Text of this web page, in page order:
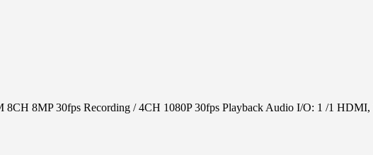
8MP 30fps Recording / 4CH 1080P 30fps Playback Audio I/O: 1 /1